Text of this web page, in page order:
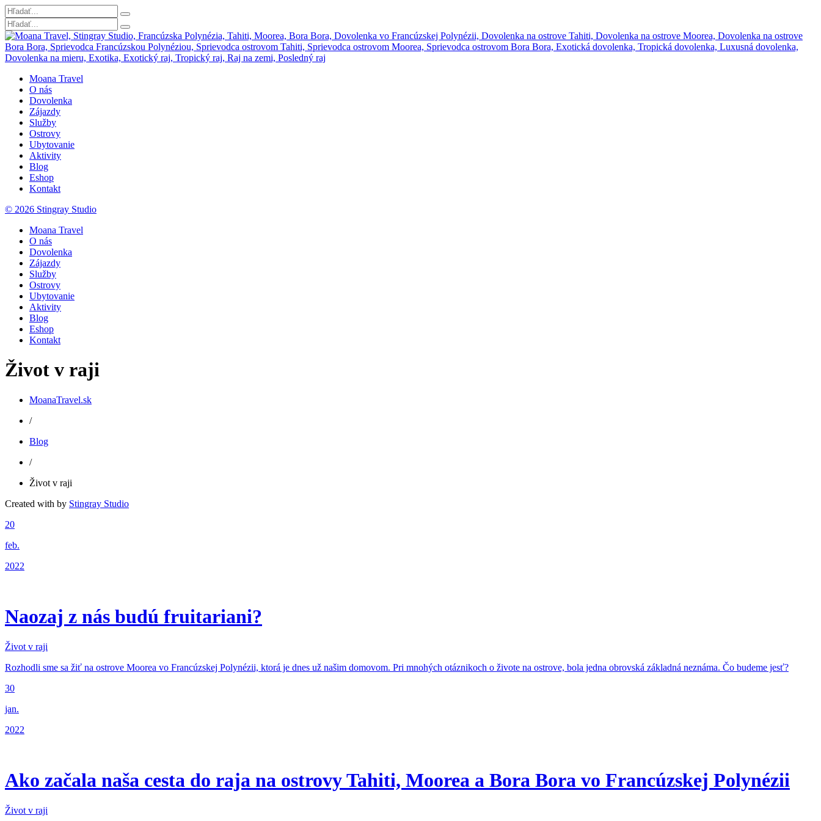
Moana Travel
O nás
Dovolenka
Zájazdy
Služby
Ostrovy
Ubytovanie
Aktivity
Blog
Eshop
Kontakt
© 2026 Stingray Studio
Moana Travel
O nás
Dovolenka
Zájazdy
Služby
Ostrovy
Ubytovanie
Aktivity
Blog
Eshop
Kontakt
Život v raji
MoanaTravel.sk
/
Blog
/
Život v raji
Created with by Stingray Studio
20
feb.
2022
Naozaj z nás budú fruitariani?
Život v raji
Rozhodli sme sa žiť na ostrove Moorea vo Francúzskej Polynézii, ktorá je dnes už našim domovom. Pri mnohých otáznikoch o živote na ostrove, bola jedna obrovská základná neznáma. Čo budeme jesť?
30
jan.
2022
Ako začala naša cesta do raja na ostrovy Tahiti, Moorea a Bora Bora vo Francúzskej Polynézii
Život v raji